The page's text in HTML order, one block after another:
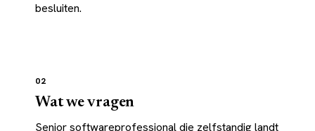
besluiten.
02
Wat we vragen
Senior softwareprofessional die zelfstandig landt